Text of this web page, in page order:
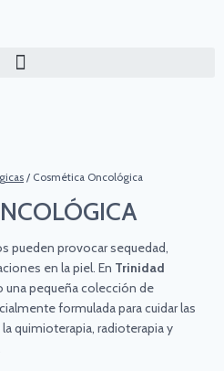
/ Cosmética Oncológica
pueden provocar sequedad,
en la piel. En Trinidad
pequeña colección de
formulada para cuidar las
quimioterapia, radioterapia y